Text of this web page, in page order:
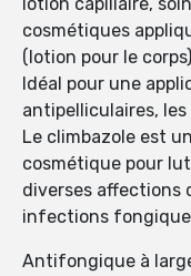
cosmétiques
(lotion pour le
Idéal pour une
antipelliculaires,
Le climbazole est
cosmétique pour
diverses affections
infections
Antifongique à